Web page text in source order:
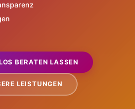
BERATEN LASSEN
LEISTUNGEN